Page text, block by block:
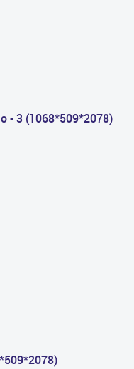
- 3 (1068*509*2078)